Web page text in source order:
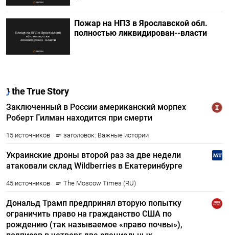
Пожар на НПЗ в Ярославской обл.
полностью ликвидирован--власти